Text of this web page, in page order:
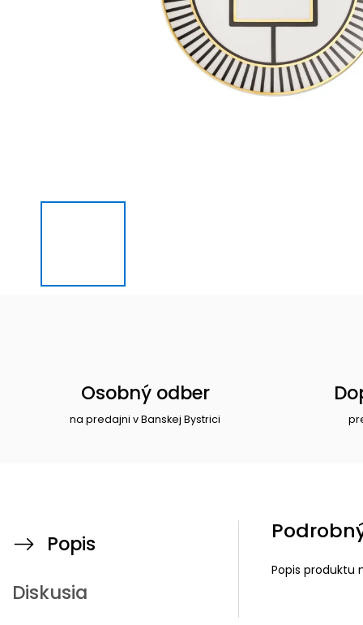
Osobný odber
na predajni v Banskej Bystrici
Popis
Diskusia
Popis produktu